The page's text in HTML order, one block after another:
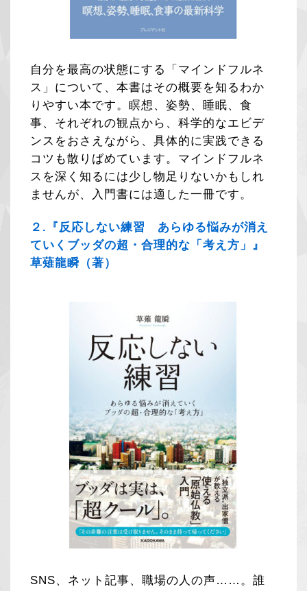
自分を最高の状態にする「マインドフルネ
ス」について、本書はその概要を知るわか
りやすい本です。瞑想、姿勢、睡眠、食
事、それぞれの観点から、科学的なエビデ
ンスをおさえながら、具体的に実践できる
コツも散りばめています。マインドフルネ
スを深く知るには少し物足りないかもしれ
ませんが、入門書には適した一冊です。
２.『反応しない練習 あらゆる悩みが消え
ていくブッダの超・合理的な「考え方」』
草薙龍瞬（著）
SNS、ネット記事、職場の人の声……。誰